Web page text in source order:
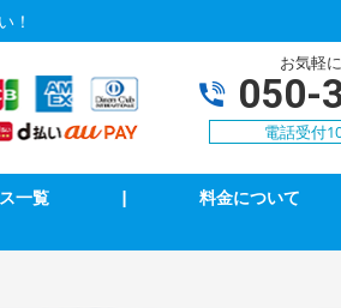
！
お気軽
050-
電話受付
一覧
インターホン修理・取付
| 料金について